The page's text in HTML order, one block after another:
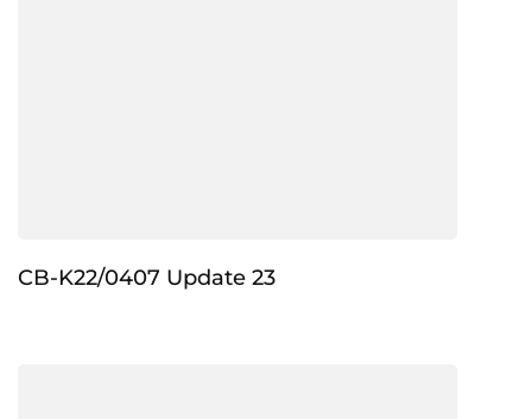
CB-K22/0407 Update 23